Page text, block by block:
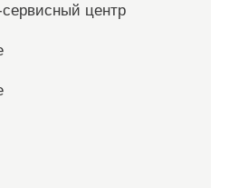
сервисный центр